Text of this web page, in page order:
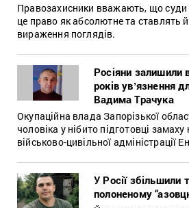
Правозахисники вважають, що
це право як абсолютне та ставлять
вираження поглядів.
Росіяни залишили
років увʼязнення
Вадима Трачука
Окупаційна влада Запорізької
чоловіка у нібито підготовці
військово-цивільної адміністрації
У Росії збільшили
полоненому